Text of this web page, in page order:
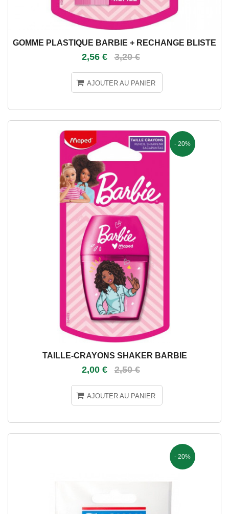
GOMME PLASTIQUE BARBIE + RECHANGE BLISTE
2,56 € 3,20 €
AJOUTER AU PANIER
- 20%
TAILLE-CRAYONS SHAKER BARBIE
2,00 € 2,50 €
AJOUTER AU PANIER
- 20%